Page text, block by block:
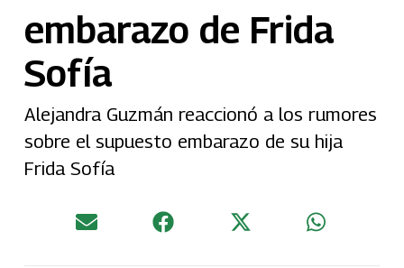
embarazo de Frida
Sofía
Alejandra Guzmán reaccionó a los rumores
sobre el supuesto embarazo de su hija
Frida Sofía